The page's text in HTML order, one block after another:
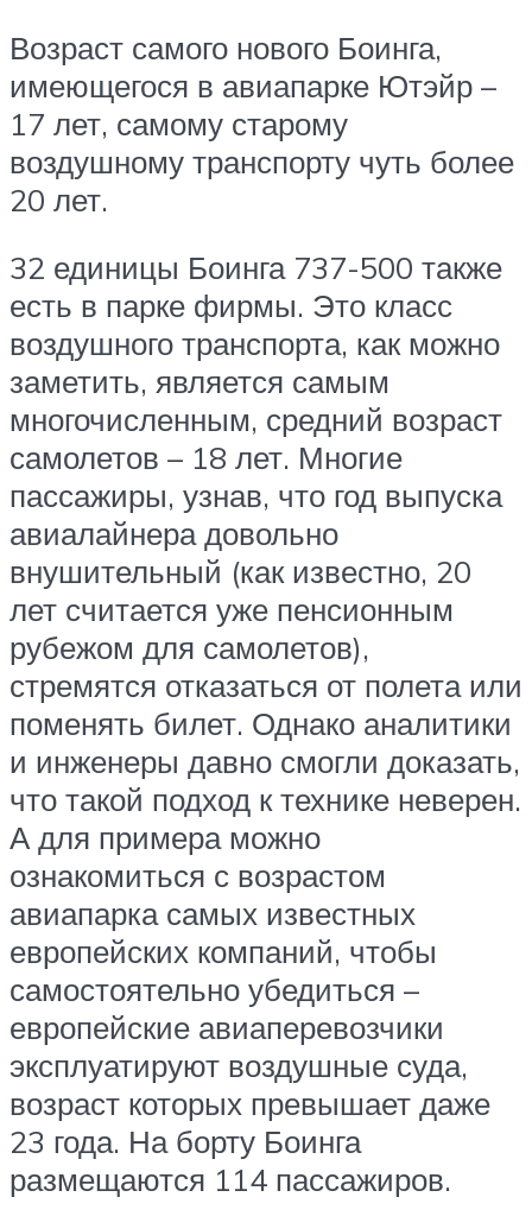
Возраст самого нового Боинга,
имеющегося в авиапарке Ютэйр –
17 лет, самому старому
воздушному транспорту чуть более
20 лет.
32 единицы Боинга 737-500 также
есть в парке фирмы. Это класс
воздушного транспорта, как можно
заметить, является самым
многочисленным, средний возраст
самолетов – 18 лет. Многие
пассажиры, узнав, что год выпуска
авиалайнера довольно
внушительный (как известно, 20
лет считается уже пенсионным
рубежом для самолетов),
стремятся отказаться от полета или
поменять билет. Однако аналитики
и инженеры давно смогли доказать,
что такой подход к технике неверен.
А для примера можно
ознакомиться с возрастом
авиапарка самых известных
европейских компаний, чтобы
самостоятельно убедиться –
европейские авиаперевозчики
эксплуатируют воздушные суда,
возраст которых превышает даже
23 года. На борту Боинга
размещаются 114 пассажиров.